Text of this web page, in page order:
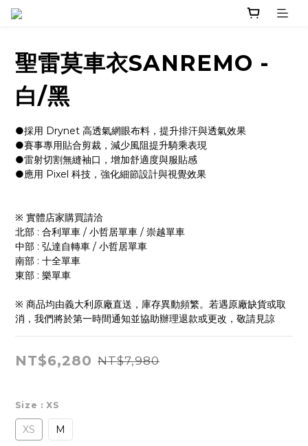
聖雷莫車衣SANREMO -
白/黑
●採用 Drynet 高透氣網眼布料，提升排汗與透氣效果
●賽事專用貼合剪裁，減少風阻提升騎乘表現
●雷射切割無縫袖口，增加舒適度與服貼感
●應用 Pixel 科技，強化細節設計與視覺效果
※ 實體店家購買請洽
北部 : 合利單車 / 小哲居單車 / 崇越單車
中部 : 弘達自轉車 / 小哲居單車
南部 : 十全單車
東部 : 樂單車
※ 商品均由義大利原廠直送，庫存異動頻繁。若遇原廠缺貨或取
消，我們將於第一時間通知並協助辦理退款或更改，敬請見諒
NT$6,280 NT$7,980
Size : XS
XS M